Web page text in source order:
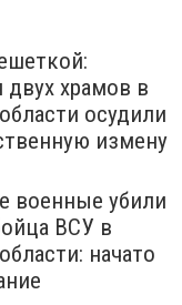
двух храмов в
осудили
измену
военные убили
ВСУ в
начато